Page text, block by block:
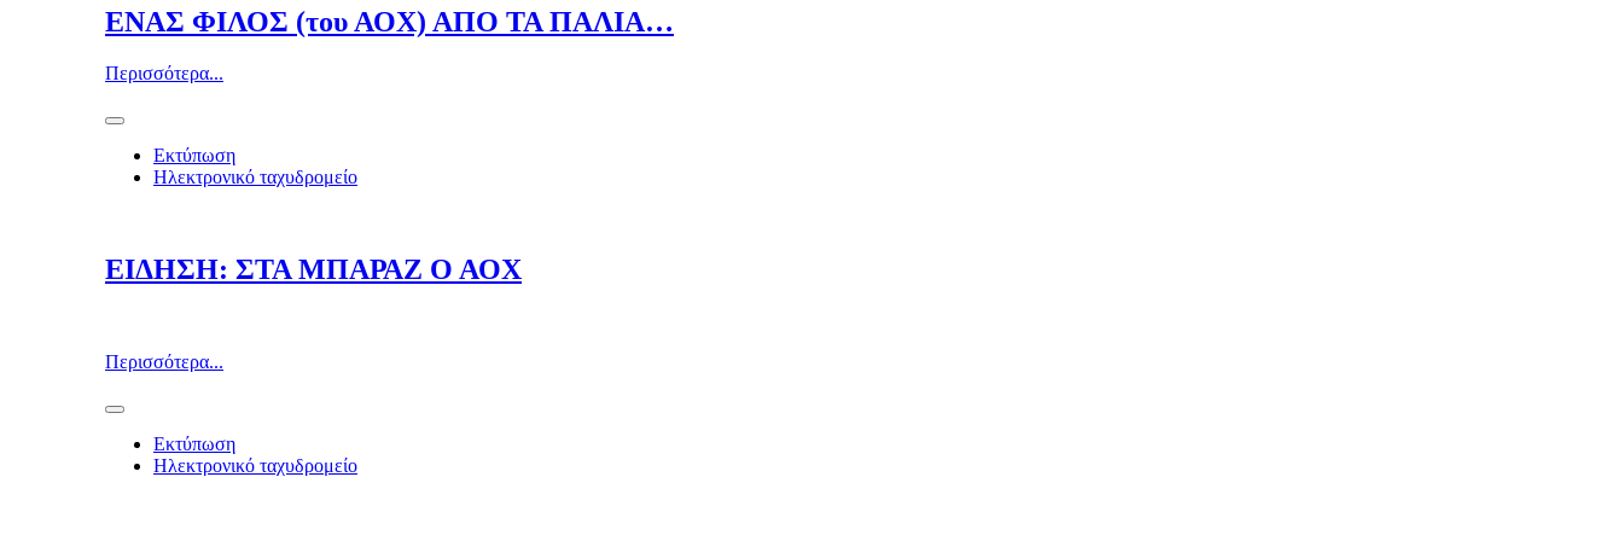
ΕΝΑΣ ΦΙΛΟΣ (του ΑΟΧ) ΑΠΟ ΤΑ ΠΑΛΙΑ…
Περισσότερα...
Εκτύπωση
Ηλεκτρονικό ταχυδρομείο
ΕΙΔΗΣΗ: ΣΤΑ ΜΠΑΡΑΖ Ο ΑΟΧ
Περισσότερα...
Εκτύπωση
Ηλεκτρονικό ταχυδρομείο